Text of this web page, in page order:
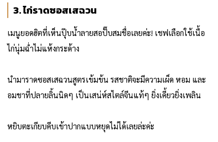
3. ไก่ราดซอสเสฉวน
เมนูยอดฮิตที่เห็นปุ๊บน้ำลายสอปั๊บสมชื่อเลยค่ะ! เชฟเลือกใช้เนื้อ
ไก่นุ่มฉ่ำไม่แห้งกระด้าง
นำมาราดซอสเสฉวนสูตรเข้มข้น รสชาติจะมีความเผ็ด หอม และ
อมชาที่ปลายลิ้นนิดๆ เป็นเสน่ห์สไตล์จีนแท้ๆ ยิ่งเคี้ยวยิ่งเพลิน
หยิบตะเกียบคีบเข้าปากแบบหยุดไม่ได้เลยล่ะค่ะ